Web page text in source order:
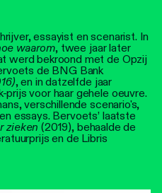
essayist en scenarist. In
waarom, twee jaar later
werd bekroond met de Opzij
de BNG Bank
, en in datzelfde jaar
prijs voor haar gehele oeuvre.
verschillende scenario's,
essays. Bervoets’ laatste
zieken (2019), behaalde de
en de Libris